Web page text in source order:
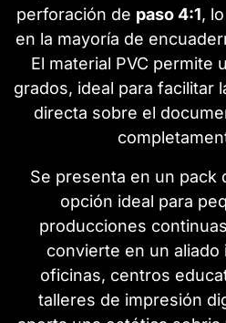
perforación de paso 4:1,
en la mayoría de
El material PVC permite
grados, ideal para facilitar
directa sobre el
Se presenta en un pack
opción ideal para
producciones
convierte en un
oficinas, centros
talleres de impresión